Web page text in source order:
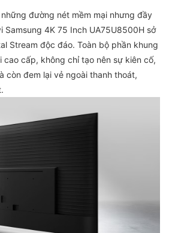
đường nét mềm mại nhưng đầy
Samsung 4K 75 Inch UA75U8500H sở
Stream độc đáo. Toàn bộ phần khung
cấp, không chỉ tạo nên sự kiên cố,
còn đem lại vẻ ngoài thanh thoát,